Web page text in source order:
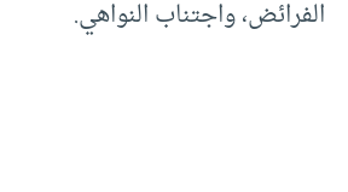
الفرائض، واجتناب النواهي.